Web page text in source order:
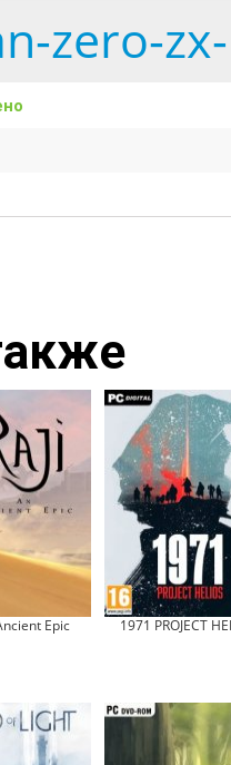
zero-
Epic 1971 PROJECT